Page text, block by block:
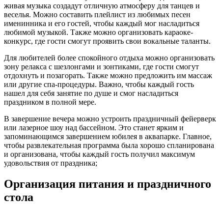
живая музыка создадут отличную атмосферу для танцев и
веселья. Можно составить плейлист из любимых песен
именинника и его гостей, чтобы каждый мог насладиться
любимой музыкой. Также можно организовать караоке-
конкурс, где гости смогут проявить свои вокальные таланты.
Для любителей более спокойного отдыха можно организовать
зону релакса с шезлонгами и зонтиками, где гости смогут
отдохнуть и позагорать. Также можно предложить им массаж
или другие спа-процедуры. Важно, чтобы каждый гость
нашел для себя занятие по душе и смог насладиться
праздником в полной мере.
В завершение вечера можно устроить праздничный фейерверк
или лазерное шоу над бассейном. Это станет ярким и
запоминающимся завершением юбилея в аквапарке. Главное,
чтобы развлекательная программа была хорошо спланирована
и организована, чтобы каждый гость получил максимум
удовольствия от праздника;
Организация питания и праздничного
стола